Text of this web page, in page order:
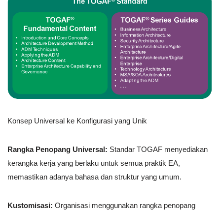
Konsep Universal ke Konfigurasi yang Unik
Rangka Penopang Universal: Standar TOGAF menyediakan
kerangka kerja yang berlaku untuk semua praktik EA,
memastikan adanya bahasa dan struktur yang umum.
Kustomisasi: Organisasi menggunakan rangka penopang